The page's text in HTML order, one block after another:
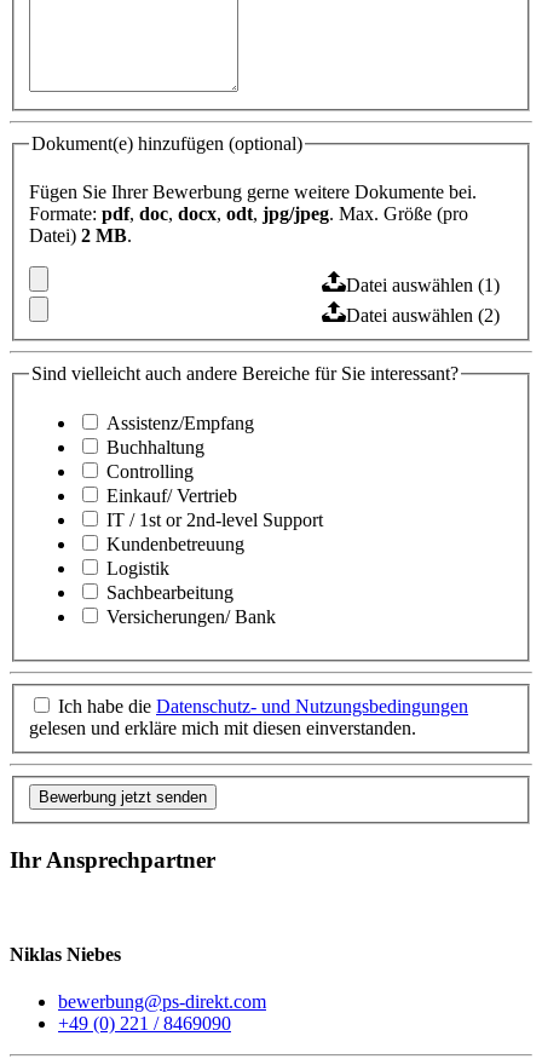
Dokument(e) hinzufügen (optional)
Fügen Sie Ihrer Bewerbung gerne weitere Dokumente bei.
Formate: pdf, doc, docx, odt, jpg/jpeg. Max. Größe (pro
Datei) 2 MB.
Datei auswählen (1)
Datei auswählen (2)
Sind vielleicht auch andere Bereiche für Sie interessant?
Assistenz/Empfang
Buchhaltung
Controlling
Einkauf/ Vertrieb
IT / 1st or 2nd-level Support
Kundenbetreuung
Logistik
Sachbearbeitung
Versicherungen/ Bank
Ich habe die Datenschutz- und Nutzungsbedingungen
gelesen und erkläre mich mit diesen einverstanden.
Bewerbung jetzt senden
Ihr Ansprechpartner
Niklas Niebes
bewerbung@ps-direkt.com
+49 (0) 221 / 8469090